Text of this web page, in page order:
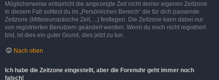
Möglicherweise entspricht die angezeigte Zeit nicht deiner eigenen Zeitzone.
In diesem Fall solltest du im „Persönlichen Bereich“ die für dich passende
Zeitzone (Mitteleuropäische Zeit, ...) festlegen. Die Zeitzone kann dabei nur
von registrierten Benutzern geändert werden. Wenn du noch nicht registriert
bist, ist dies ein guter Grund, dies jetzt zu tun.
Nach oben
Ich habe die Zeitzone eingestellt, aber die Forenuhr geht immer noch
falsch!